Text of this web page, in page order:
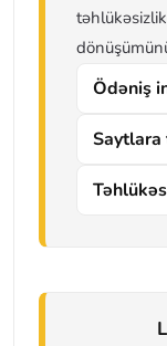
Ödəniş